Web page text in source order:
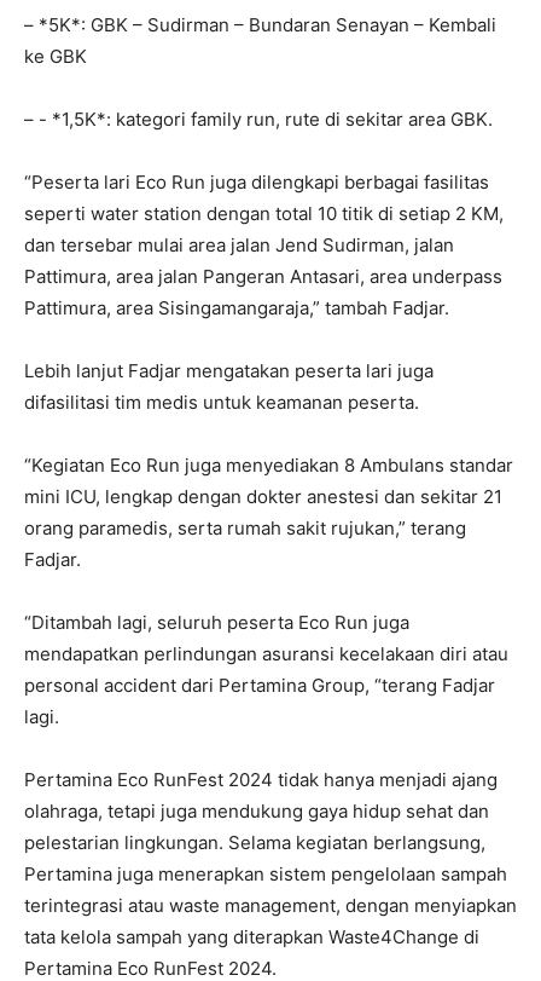
– *5K*: GBK – Sudirman – Bundaran Senayan – Kembali
ke GBK
– ⁠- *1,5K*: kategori family run, rute di sekitar area GBK.
“Peserta lari Eco Run juga dilengkapi berbagai fasilitas
seperti water station dengan total 10 titik di setiap 2 KM,
dan tersebar mulai area jalan Jend Sudirman, jalan
Pattimura, area jalan Pangeran Antasari, area underpass
Pattimura, area Sisingamangaraja,” tambah Fadjar.
Lebih lanjut Fadjar mengatakan peserta lari juga
difasilitasi tim medis untuk keamanan peserta.
“Kegiatan Eco Run juga menyediakan 8 Ambulans standar
mini ICU, lengkap dengan dokter anestesi dan sekitar 21
orang paramedis, serta rumah sakit rujukan,” terang
Fadjar.
“Ditambah lagi, seluruh peserta Eco Run juga
mendapatkan perlindungan asuransi kecelakaan diri atau
personal accident dari Pertamina Group, “terang Fadjar
lagi.
Pertamina Eco RunFest 2024 tidak hanya menjadi ajang
olahraga, tetapi juga mendukung gaya hidup sehat dan
pelestarian lingkungan. Selama kegiatan berlangsung,
Pertamina juga menerapkan sistem pengelolaan sampah
terintegrasi atau waste management, dengan menyiapkan
tata kelola sampah yang diterapkan Waste4Change di
Pertamina Eco RunFest 2024.